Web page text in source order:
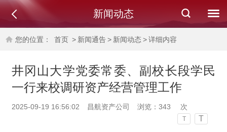
新闻动态
您的位置： 首页 > 新闻通告> 新闻动态>详细内容
井冈山大学党委常委、副校长段学民
一行来校调研资产经营管理工作
2025-09-19 16:56:02 昌航资产公司 浏览： 343 次
T T